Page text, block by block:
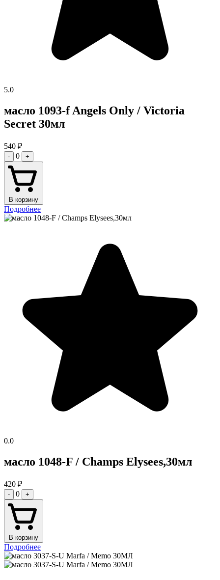
5.0
масло 1093-f Angels Only / Victoria
Secret 30мл
540 ₽
- 0 +
В корзину
Подробнее
0.0
масло 1048-F / Champs Elysees,30мл
420 ₽
- 0 +
В корзину
Подробнее